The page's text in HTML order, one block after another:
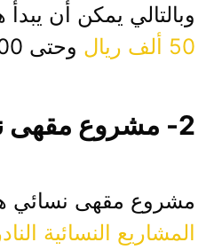
وبالتالي يمكن أن
50 ألف ريال
وحتى 300 ألف ريال.
2- مشروع مقهى نسائي
مشروع مقهى نسائي
المشاريع النسائية